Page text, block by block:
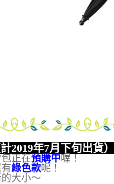
2019年7月下旬出貨）
正在預購中喔！
綠色款呢！
大小～